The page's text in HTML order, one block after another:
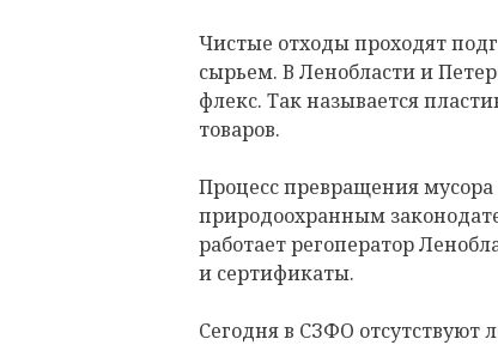
Чистые отходы проходят
сырьем. В Ленобласти и
флекс. Так называется
товаров.
Процесс превращения
природоохранным
работает регоператор
и сертификаты.
Сегодня в СЗФО отсутствуют